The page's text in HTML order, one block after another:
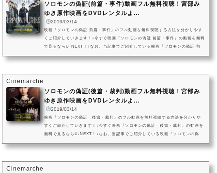
ソロモンの偽証(前篇・事件)動画フル無料視聴！宮部み
ゆき原作映画をDVDレンタルよ...
2019/03/14
映画『ソロモンの偽証 前篇・事件』のフル動画を無料視聴する方法を分かりやす
くご紹介していきます！↓今すぐ映画『ソロモンの偽証 前篇・事件』の動画を無料
で見るならU-NEXT！↓なお、当記事でご紹介している映画『ソロモンの偽証 前
Cinemarche
ソロモンの偽証(後篇・裁判)動画フル無料視聴！宮部み
ゆき原作映画をDVDレンタルよ...
2019/03/14
映画『ソロモンの偽証 後篇・裁判』のフル動画を無料視聴する方法を分かりや
すくご紹介していきます！↓今すぐ映画『ソロモンの偽証 後篇・裁判』の動画を
無料で見るならU-NEXT！↓なお、当記事でご紹介している映画『ソロモンの偽
Cinemarche